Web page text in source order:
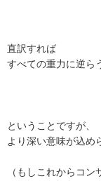
直訳すれば
すべての重力に逆ら
ということですが、
より深い意味が込め
（もしこれからコ